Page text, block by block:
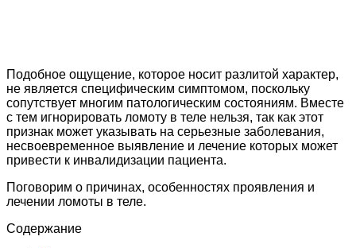
Подобное ощущение, которое носит разлитой характер,
не является специфическим симптомом, поскольку
сопутствует многим патологическим состояниям. Вместе
с тем игнорировать ломоту в теле нельзя, так как этот
признак может указывать на серьезные заболевания,
несвоевременное выявление и лечение которых может
привести к инвалидизации пациента.
Поговорим о причинах, особенностях проявления и
лечении ломоты в теле.
Содержание